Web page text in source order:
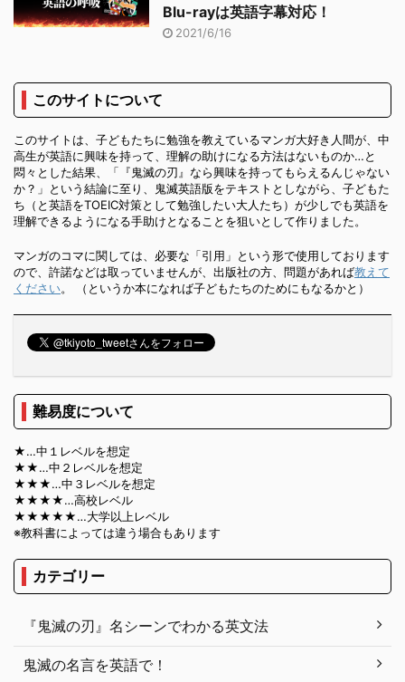
Blu-rayは英語字幕対応！
2021/6/16
このサイトについて
このサイトは、子どもたちに勉強を教えているマンガ大好き人間が、中
高生が英語に興味を持って、理解の助けになる方法はないものか…と
悶々とした結果、「『鬼滅の刃』なら興味を持ってもらえるんじゃない
か？」という結論に至り、鬼滅英語版をテキストとしながら、子どもた
ち（と英語をTOEIC対策として勉強したい大人たち）が少しでも英語を
理解できるようになる手助けとなることを狙いとして作りました。
マンガのコマに関しては、必要な「引用」という形で使用しております
ので、許諾などは取っていませんが、出版社の方、問題があれば教えて
ください。 （というか本になれば子どもたちのためにもなるかと）
難易度について
★…中１レベルを想定
★★…中２レベルを想定
★★★…中３レベルを想定
★★★★…高校レベル
★★★★★…大学以上レベル
※教科書によっては違う場合もあります
カテゴリー
『鬼滅の刃』名シーンでわかる英文法
鬼滅の名言を英語で！